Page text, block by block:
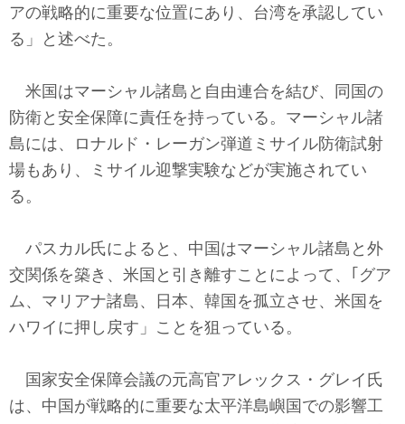
アの戦略的に重要な位置にあり、台湾を承認してい
る」と述べた。
米国はマーシャル諸島と自由連合を結び、同国の
防衛と安全保障に責任を持っている。マーシャル諸
島には、ロナルド・レーガン弾道ミサイル防衛試射
場もあり、ミサイル迎撃実験などが実施されてい
る。
パスカル氏によると、中国はマーシャル諸島と外
交関係を築き、米国と引き離すことによって、｢グア
ム、マリアナ諸島、日本、韓国を孤立させ、米国を
ハワイに押し戻す」ことを狙っている。
国家安全保障会議の元高官アレックス・グレイ氏
は、中国が戦略的に重要な太平洋島嶼国での影響工